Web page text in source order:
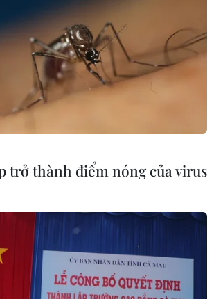
'Đội tuyển Việt Nam đã
quá khứ'
Moriyasu dành lời khen cho đội
lần gặp lại trên sân vận động Mỹ
từ Asian Cup 2019.
trở thành điểm nóng của virus